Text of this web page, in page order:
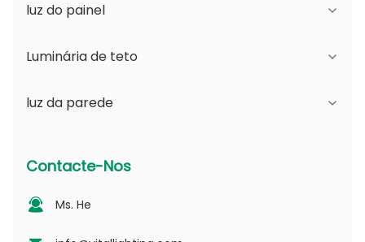
luz do painel
Série JDL
Série DSDL
Série MDL
Luminária de teto
Série JCL
Série fotovoltaica
luz da parede
Abertura Mutável
Série D - Placa de Guia de Luz Pontilhada
Contacte-Nos
Ms. He